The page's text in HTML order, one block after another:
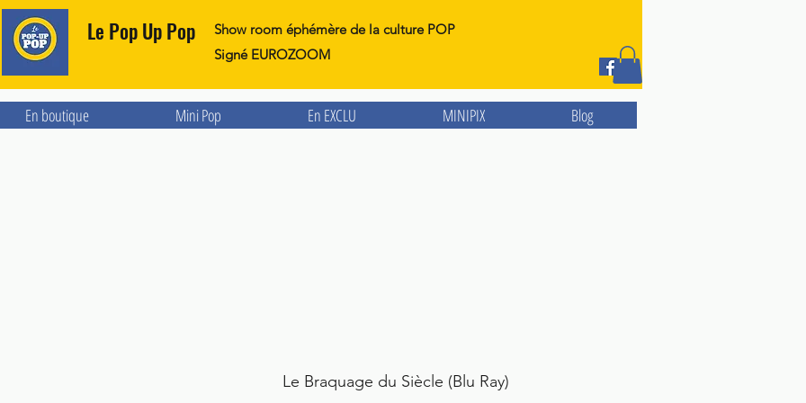
Le Pop Up Pop
Show room éphémère de la culture POP
Signé EUROZOOM
En boutique Mini Pop En EXCLU MINIPIX Blog
Le Braquage du Siècle (Blu Ray)